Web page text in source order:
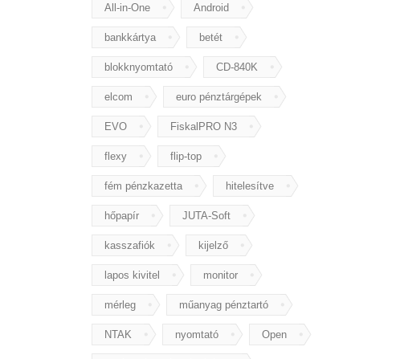
All-in-One Android
bankkártya betét
blokknyomtató CD-840K
elcom euro pénztárgépek
EVO FiskalPRO N3
flexy flip-top
fém pénzkazetta hitelesítve
hőpapír JUTA-Soft
kasszafiók kijelző
lapos kivitel monitor
mérleg műanyag pénztartó
NTAK nyomtató Open